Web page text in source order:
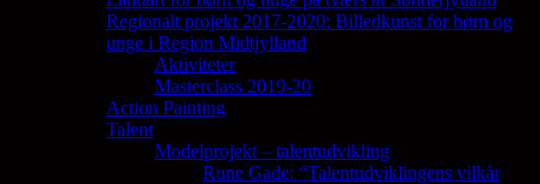
Regionalt projekt 2017-2020: Billedkunst for børn og
unge i Region Midtjylland
Aktiviteter
Masterclass 2019-20
Action Painting
Talent
Modelprojekt – talentudvikling
Rune Gade: “Talentudviklingens vilkår